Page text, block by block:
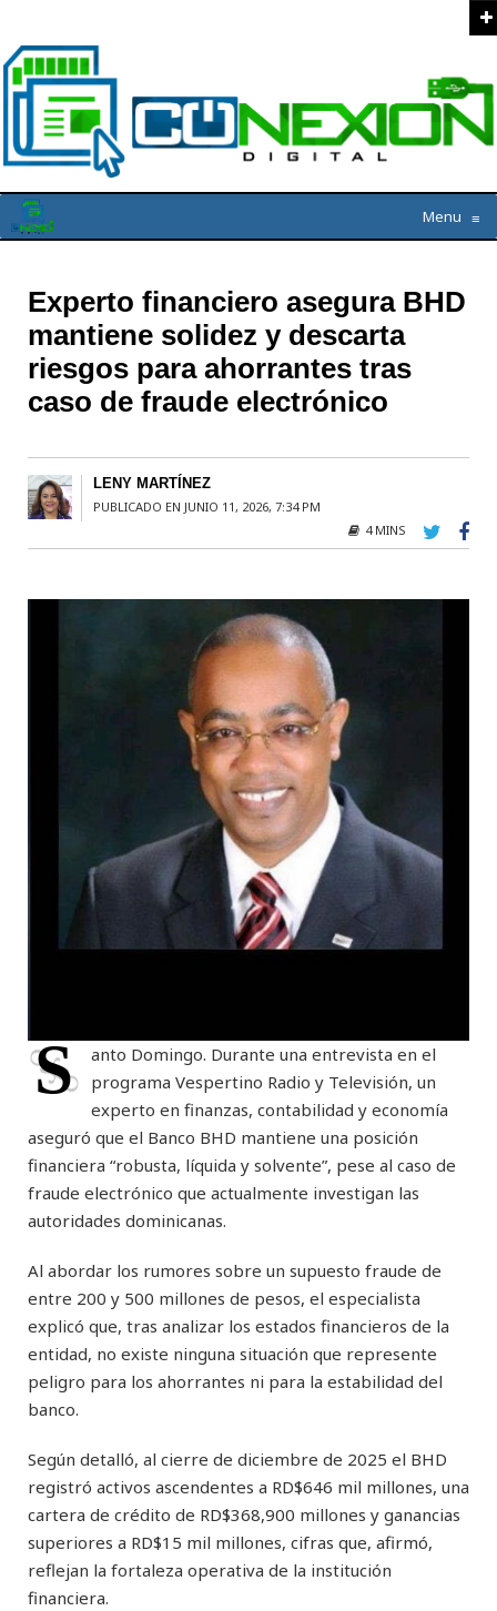
Menu ≡
Experto financiero asegura BHD
mantiene solidez y descarta
riesgos para ahorrantes tras
caso de fraude electrónico
LENY MARTÍNEZ
PUBLICADO EN JUNIO 11, 2026, 7:34 PM
4 MINS
S
anto Domingo. Durante una entrevista en el
programa Vespertino Radio y Televisión, un
experto en finanzas, contabilidad y economía
aseguró que el Banco BHD mantiene una posición
financiera “robusta, líquida y solvente”, pese al caso de
fraude electrónico que actualmente investigan las
autoridades dominicanas.
Al abordar los rumores sobre un supuesto fraude de
entre 200 y 500 millones de pesos, el especialista
explicó que, tras analizar los estados financieros de la
entidad, no existe ninguna situación que represente
peligro para los ahorrantes ni para la estabilidad del
banco.
Según detalló, al cierre de diciembre de 2025 el BHD
registró activos ascendentes a RD$646 mil millones, una
cartera de crédito de RD$368,900 millones y ganancias
superiores a RD$15 mil millones, cifras que, afirmó,
reflejan la fortaleza operativa de la institución
financiera.